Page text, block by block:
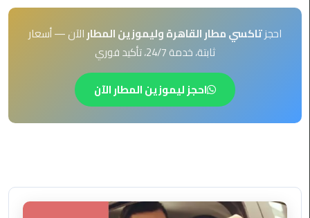
EN
AR
برج
ليموزين
ليموزين
احجزتاكسي مطار القاهرة وليموزين المطارالآن — أسعار
ثابتة، خدمة 24/7، تأكيد فوري
احجز ليموزين المطار الآن